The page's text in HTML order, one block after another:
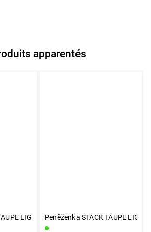
apparentés
LIGHT Peněženka STACK TAUPE LIGHT